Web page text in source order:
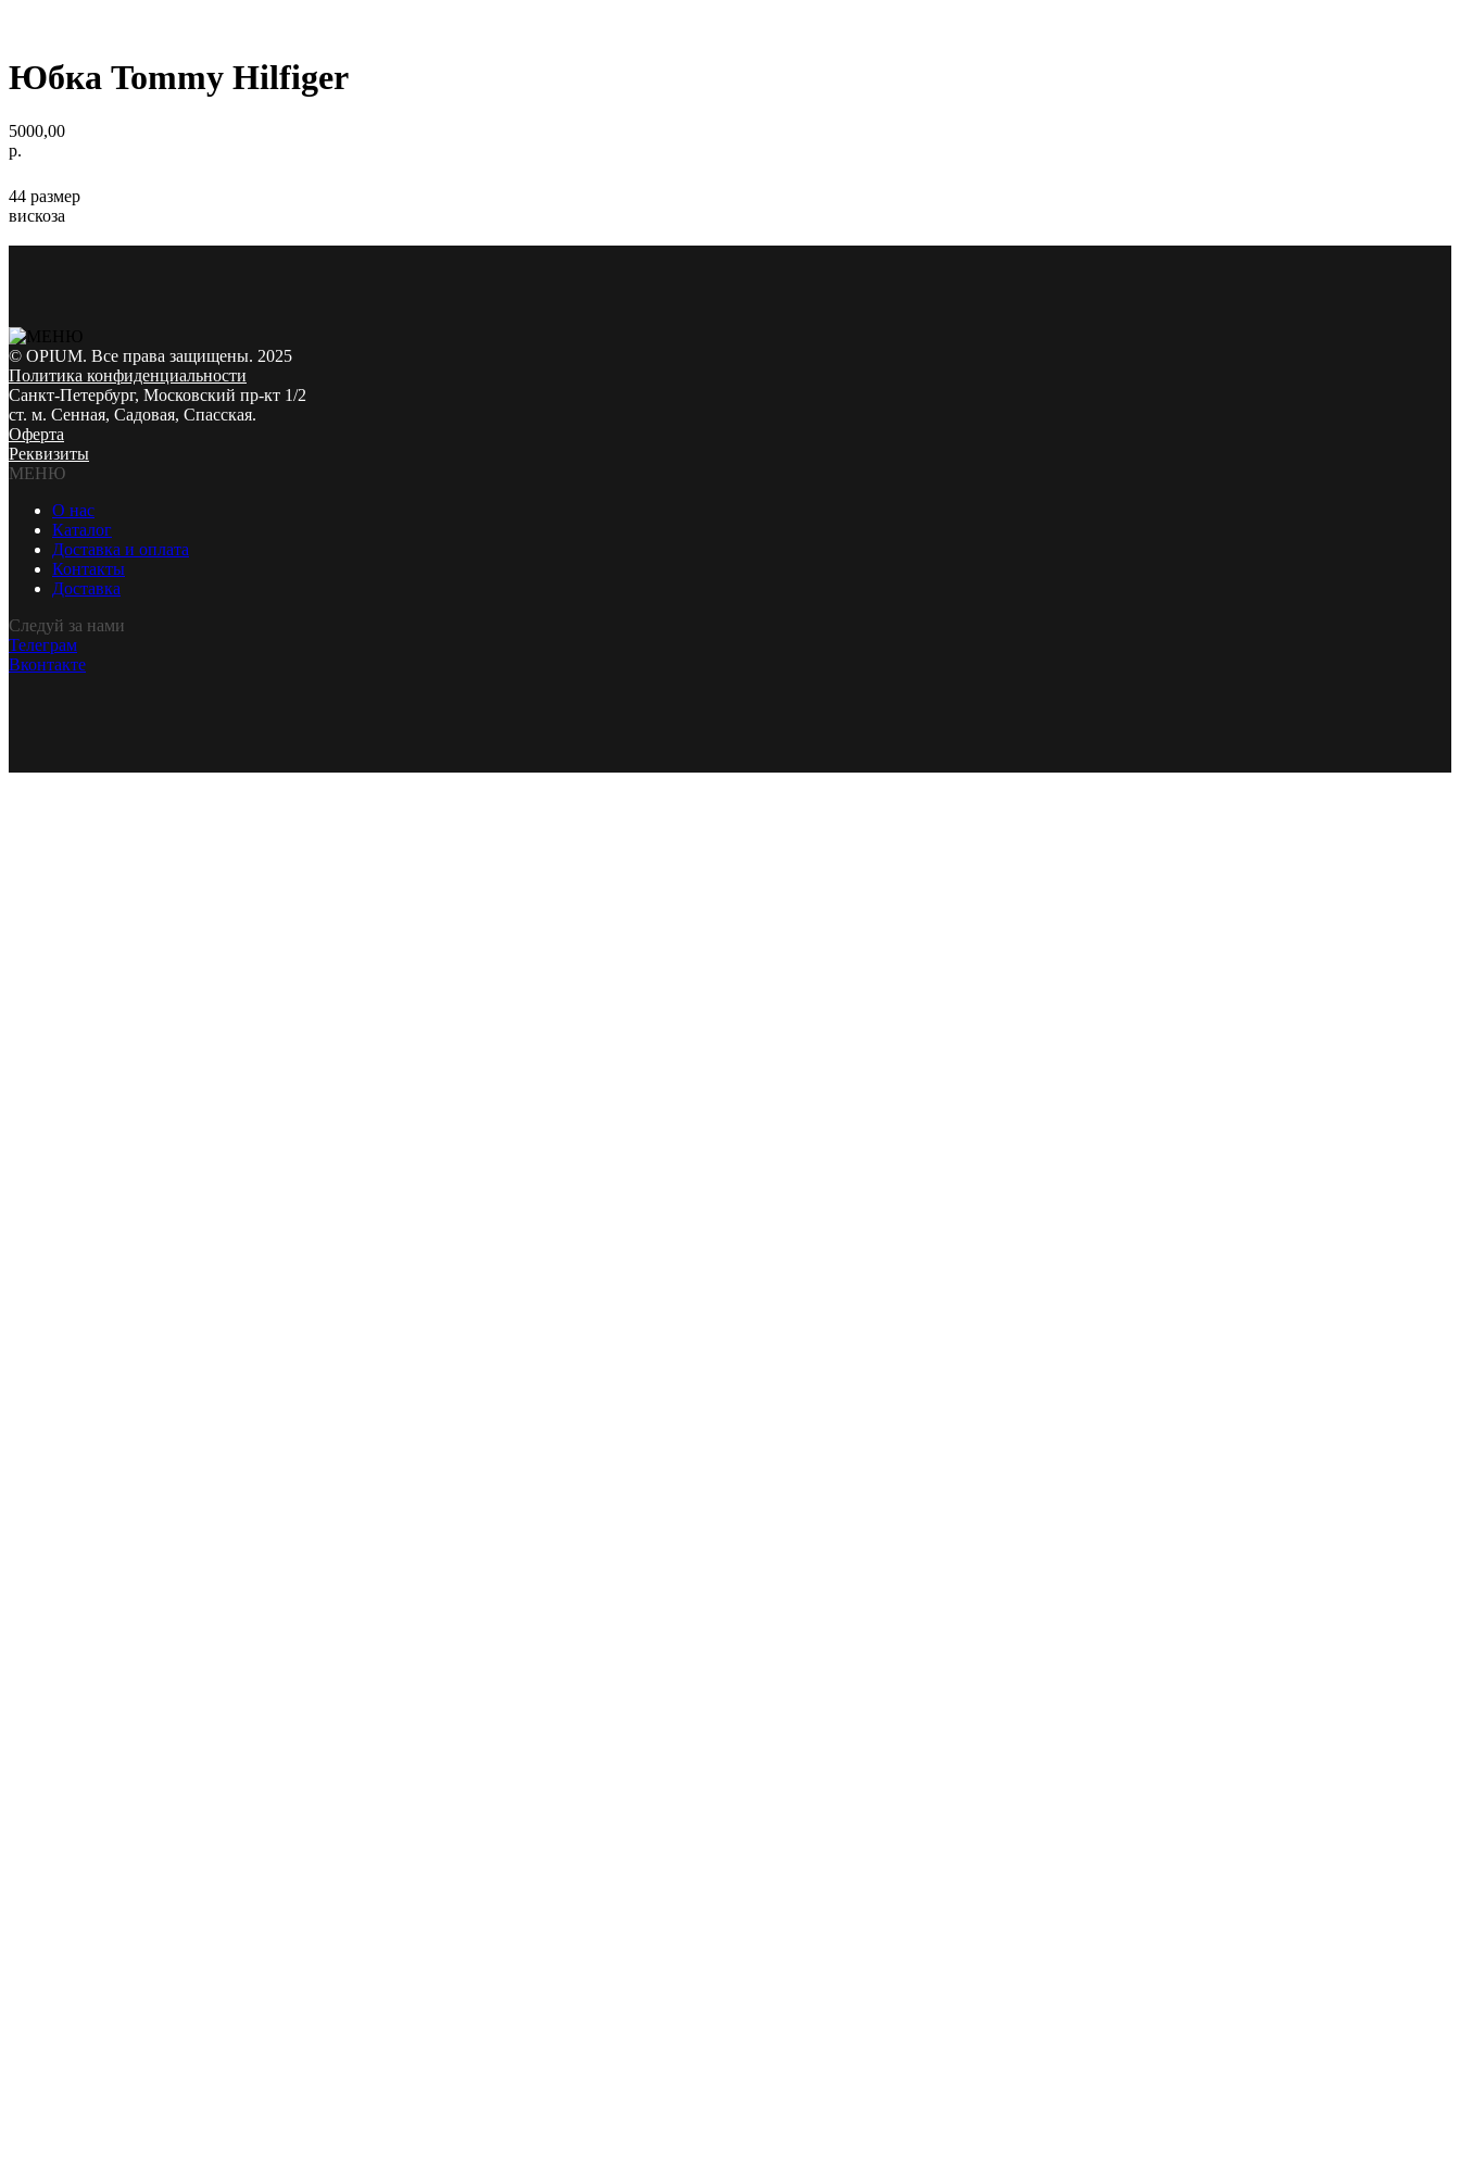
Юбка Tommy Hilfiger
5000,00
р.
44 размер
вискоза
© OPIUM. Все права защищены. 2025
Политика конфиденциальности
Санкт-Петербург, Московский пр-кт 1/2
ст. м. Сенная, Садовая, Спасская.
Оферта
Реквизиты
МЕНЮ
О нас
Каталог
Доставка и оплата
Контакты
Доставка
Следуй за нами
Телеграм
Вконтакте